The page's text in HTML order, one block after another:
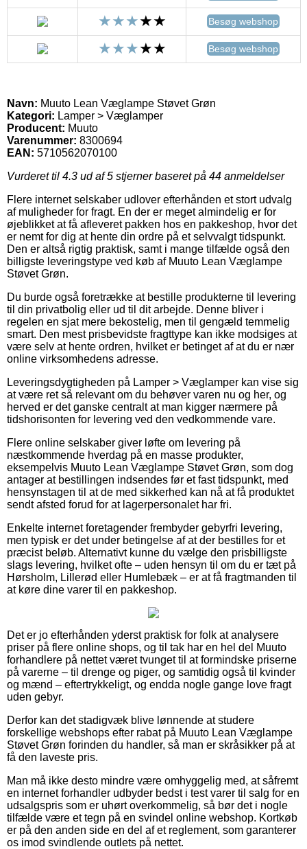
Besøg webshop
Besøg webshop
Navn: Muuto Lean Væglampe Støvet Grøn
Kategori: Lamper > Væglamper
Producent: Muuto
Varenummer: 8300694
EAN: 5710562070100
Vurderet til 4.3 ud af 5 stjerner baseret på 44 anmeldelser
Flere internet selskaber udlover efterhånden et stort udvalg
af muligheder for fragt. En der er meget almindelig er for
øjeblikket at få afleveret pakken hos en pakkeshop, hvor det
er nemt for dig at hente din ordre på et selvvalgt tidspunkt.
Den er altså rigtig praktisk, samt i mange tilfælde også den
billigste leveringstype ved køb af Muuto Lean Væglampe
Støvet Grøn.
Du burde også foretrække at bestille produkterne til levering
til din privatbolig eller ud til dit arbejde. Denne bliver i
regelen en sjat mere bekostelig, men til gengæld temmelig
smart. Den mest prisbevidste fragttype kan ikke modsiges at
være selv at hente ordren, hvilket er betinget af at du er nær
online virksomhedens adresse.
Leveringsdygtigheden på Lamper > Væglamper kan vise sig
at være ret så relevant om du behøver varen nu og her, og
herved er det ganske centralt at man kigger nærmere på
tidshorisonten for levering ved den vedkommende vare.
Flere online selskaber giver løfte om levering på
næstkommende hverdag på en masse produkter,
eksempelvis Muuto Lean Væglampe Støvet Grøn, som dog
antager at bestillingen indsendes før et fast tidspunkt, med
hensynstagen til at de med sikkerhed kan nå at få produktet
sendt afsted forud for at lagerpersonalet har fri.
Enkelte internet foretagender frembyder gebyrfri levering,
men typisk er det under betingelse af at der bestilles for et
præcist beløb. Alternativt kunne du vælge den prisbilligste
slags levering, hvilket ofte – uden hensyn til om du er tæt på
Hørsholm, Lillerød eller Humlebæk – er at få fragtmanden til
at køre dine varer til en pakkeshop.
Det er jo efterhånden yderst praktisk for folk at analysere
priser på flere online shops, og til tak har en hel del Muuto
forhandlere på nettet været tvunget til at formindske priserne
på varerne – til drenge og piger, og samtidig også til kvinder
og mænd – eftertrykkeligt, og endda nogle gange love fragt
uden gebyr.
Derfor kan det stadigvæk blive lønnende at studere
forskellige webshops efter rabat på Muuto Lean Væglampe
Støvet Grøn forinden du handler, så man er skråsikker på at
få den laveste pris.
Man må ikke desto mindre være omhyggelig med, at såfremt
en internet forhandler udbyder bedst i test varer til salg for en
udsalgspris som er uhørt overkommelig, så bør det i nogle
tilfælde være et tegn på en svindel online webshop. Kortkøb
er på den anden side en del af et reglement, som garanterer
os imod svindlende outlets på nettet.